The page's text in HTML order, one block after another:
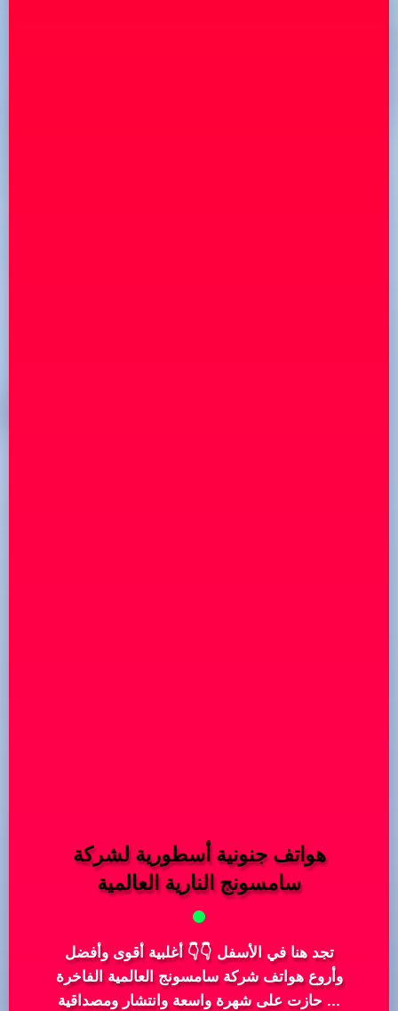
هواتف جنونية أسطورية لشركة
سامسونج النارية العالمية
تجد هنا في الأسفل 👇👇 أغلبية أقوى وأفضل
وأروع هواتف شركة سامسونج العالمية الفاخرة
... حازت على شهرة واسعة وانتشار ومصداقية